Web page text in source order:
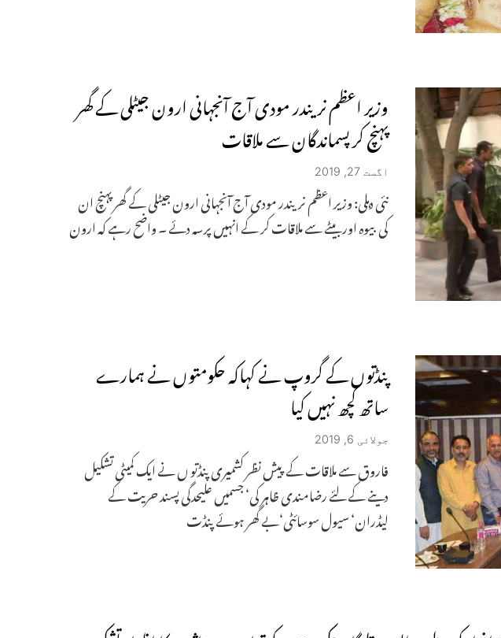
وزیر اعظم نریندر مودی آج آنجہانی ارون جیٹلی کے گھر
پہنچ کر پسماندگان سے ملاقات
اگست 27, 2019
نئی دہلی: وزیر اعظم نریندر مودی آج آنجہانی ارون جیٹلی کے گھر پہنچ ان
کی بیوہ اور بیٹے سے ملاقات کر کے انہیں پرسہ دئے ۔ واضح رہے کہ ارون
پنڈتوں کے گروپ نے کہاکہ حکومتوں نے ہمارے
ساتھ کچھ نہیں کیا
جولائی 6, 2019
فاروق سے ملاقات کے پیش نظر کشمیری پنڈتو ں نے ایک کمیٹی تشکیل
دینے کے لئے رضامندی ظاہر کی‘ جسمیں علیحدگی پسند حریت کے
لیڈران‘ سیول سوسائٹی‘بے گھر ہوئے پنڈت